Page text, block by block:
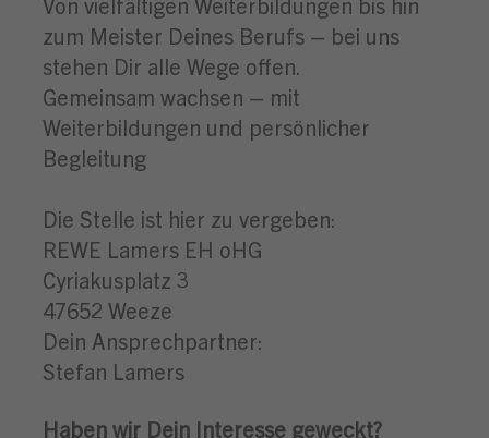
zum Meister Deines Berufs – bei uns
stehen Dir alle Wege offen.
Gemeinsam wachsen – mit
Weiterbildungen und persönlicher
Begleitung
Die Stelle ist hier zu vergeben:
REWE Lamers EH oHG
Cyriakusplatz 3
47652 Weeze
Dein Ansprechpartner:
Stefan Lamers
Haben wir Dein Interesse geweckt?